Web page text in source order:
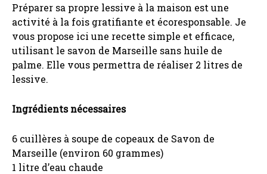
Préparer sa propre lessive à la maison est une
activité à la fois gratifiante et écoresponsable. Je
vous propose ici une recette simple et efficace,
utilisant le savon de Marseille sans huile de
palme. Elle vous permettra de réaliser 2 litres de
lessive.
Ingrédients nécessaires
6 cuillères à soupe de copeaux de Savon de
Marseille (environ 60 grammes)
1 litre d’eau chaude